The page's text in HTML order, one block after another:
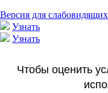
Версия для слабовидящих
Узнать
Узнать
Чтобы оценить